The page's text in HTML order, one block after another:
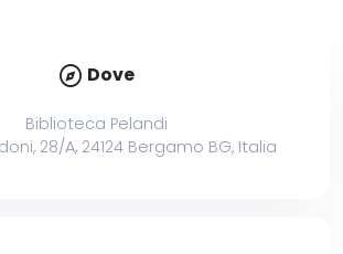
explore Dove
Biblioteca Pelandi
28/A, 24124 Bergamo BG, Italia